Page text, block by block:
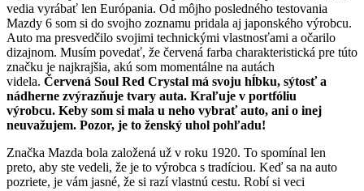
vedia vyrábať len Európania. Od môjho posledného testovania
Mazdy 6 som si do svojho zoznamu pridala aj japonského výrobcu.
Auto ma presvedčilo svojimi technickými vlastnosťami a očarilo
dizajnom. Musím povedať, že červená farba charakteristická pre túto
značku je najkrajšia, akú som momentálne na autách
videla. Červená Soul Red Crystal má svoju hĺbku, sýtosť a
nádherne zvýrazňuje tvary auta. Kraľuje v portfóliu
výrobcu. Keby som si mala u neho vybrať auto, ani o inej
neuvažujem. Pozor, je to ženský uhol pohľadu!
Značka Mazda bola založená už v roku 1920. To spomínal len
preto, aby ste vedeli, že je to výrobca s tradíciou. Keď sa na auto
pozriete, je vám jasné, že si razí vlastnú cestu. Robí si veci